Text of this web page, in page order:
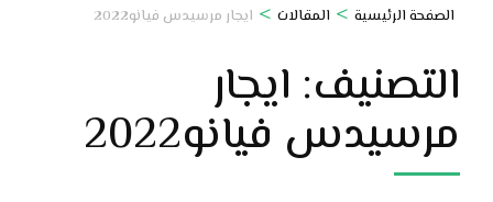
الصفحة الرئيسية > المقالات > ايجار مرسيدس فيانو2022
التصنيف: ايجار
مرسيدس فيانو2022